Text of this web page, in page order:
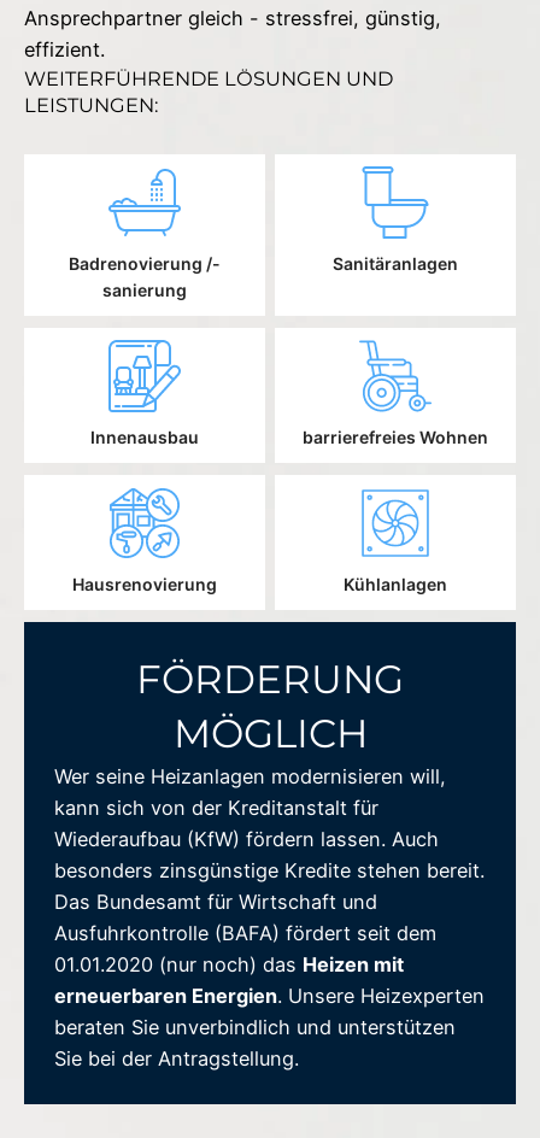
Ansprechpartner gleich - stressfrei, günstig,
effizient.
WEITERFÜHRENDE LÖSUNGEN UND
LEISTUNGEN:
Badrenovierung /-
sanierung
Sanitäranlagen
Innenausbau barrierefreies Wohnen
Hausrenovierung Kühlanlagen
FÖRDERUNG
MÖGLICH
Wer seine Heizanlagen modernisieren will,
kann sich von der Kreditanstalt für
Wiederaufbau (KfW) fördern lassen. Auch
besonders zinsgünstige Kredite stehen bereit.
Das Bundesamt für Wirtschaft und
Ausfuhrkontrolle (BAFA) fördert seit dem
01.01.2020 (nur noch) das Heizen mit
erneuerbaren Energien. Unsere Heizexperten
beraten Sie unverbindlich und unterstützen
Sie bei der Antragstellung.